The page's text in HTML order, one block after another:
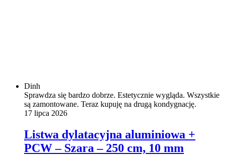
Dinh
Sprawdza się bardzo dobrze. Estetycznie wygląda. Wszystkie
są zamontowane. Teraz kupuję na drugą kondygnację.
17 lipca 2026
Listwa dylatacyjna aluminiowa +
PCW – Szara – 250 cm, 10 mm